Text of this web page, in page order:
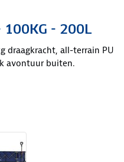
- 200L
draagkracht, all-terrain PU
avontuur buiten.